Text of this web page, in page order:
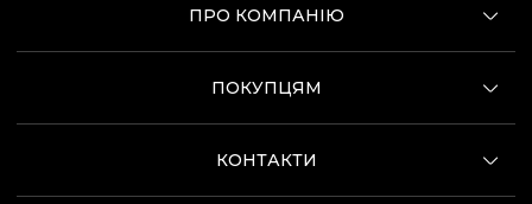
ПРО КОМПАНІЮ
ПОКУПЦЯМ
КОНТАКТИ